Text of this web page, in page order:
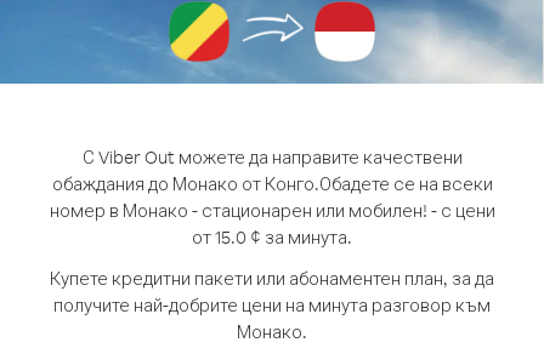
С Viber Out можете да направите качествени
обаждания до Монако от Конго.Обадете се на всеки
номер в Монако - стационарен или мобилен! - с цени
от 15.0 ¢ за минута.
Купете кредитни пакети или абонаментен план, за да
получите най-добрите цени на минута разговор към
Монако.